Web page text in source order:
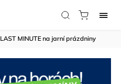
LAST MINUTE na jarní prázdniny